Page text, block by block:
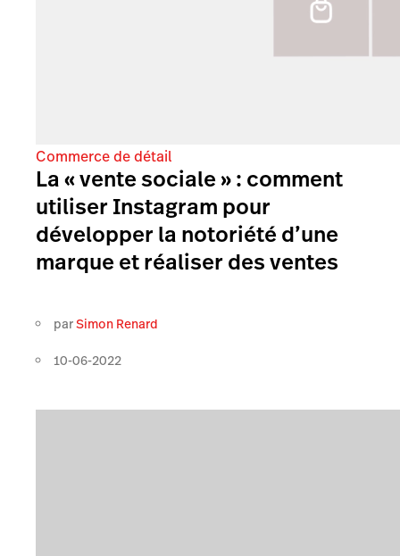
Commerce de détail
La « vente sociale » : comment
utiliser Instagram pour
développer la notoriété d’une
marque et réaliser des ventes
parSimon Renard
10-06-2022